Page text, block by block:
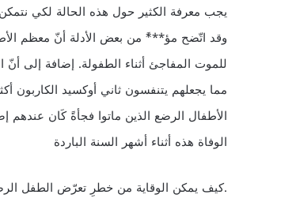
يجب معرفة الكثير حول هذه الحالة لكي
وقد اتّضح مؤ***ً من بعض الأدلة أنّ معظم
للموت المفاجئ أثناء الطفولة. إضافة إلى
مما يجعلهم يتنفسون ثاني أوكسيد
الأطفال الرضع الذين ماتوا فجأةً كَان عندهم
الوفاة هذه أثناء أشهر السنة الباردة
.كيف يمكن الوقاية من خطرِ تعرّض الطفل